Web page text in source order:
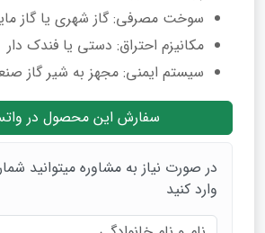
سوخت مصرفی: گاز شهری یا گاز
مکانیزم احتراق: دستی یا فندک‌ دار
سیستم ایمنی: مجهز به شیر گاز
سفارش این محصول در
در صورت نیاز به مشاوره میتوانید
وارد کنید